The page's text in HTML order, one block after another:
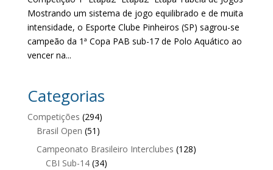
Mostrando um sistema de jogo equilibrado e de muita
intensidade, o Esporte Clube Pinheiros (SP) sagrou-se
campeão da 1ª Copa PAB sub-17 de Polo Aquático ao
vencer na...
Categorias
Competições (294)
Brasil Open (51)
Campeonato Brasileiro Interclubes (128)
CBI Sub-14(34)